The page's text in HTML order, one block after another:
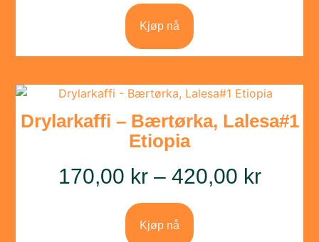
Kjøp nå
Drylarkaffi – Bærtørka, Lalesa#1
Etiopia
170,00 kr – 420,00 kr
Kjøp nå